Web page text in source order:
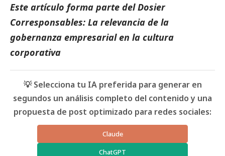
Este artículo forma parte del Dosier
Corresponsables: La relevancia de la
gobernanza empresarial en la cultura
corporativa
💡 Selecciona tu IA preferida para generar en
segundos un análisis completo del contenido y una
propuesta de post optimizado para redes sociales:
Claude
ChatGPT